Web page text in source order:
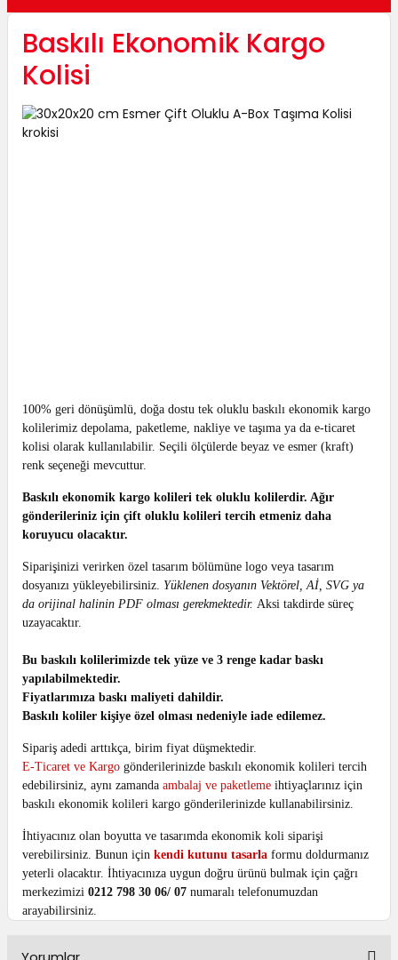
Baskılı Ekonomik Kargo
Kolisi
100% geri dönüşümlü, doğa dostu tek oluklu baskılı ekonomik kargo
kolilerimiz depolama, paketleme, nakliye ve taşıma ya da e-ticaret
kolisi olarak kullanılabilir. Seçili ölçülerde beyaz ve esmer (kraft)
renk seçeneği mevcuttur.
Baskılı ekonomik kargo kolileri tek oluklu kolilerdir. Ağır
gönderileriniz için çift oluklu kolileri tercih etmeniz daha
koruyucu olacaktır.
Siparişinizi verirken özel tasarım bölümüne logo veya tasarım
dosyanızı yükleyebilirsiniz. Yüklenen dosyanın Vektörel, Aİ, SVG ya
da orijinal halinin PDF olması gerekmektedir. Aksi takdirde süreç
uzayacaktır.
Bu baskılı kolilerimizde tek yüze ve 3 renge kadar baskı
yapılabilmektedir.
Fiyatlarımıza baskı maliyeti dahildir.
Baskılı koliler kişiye özel olması nedeniyle iade edilemez.
Sipariş adedi arttıkça, birim fiyat düşmektedir.
E-Ticaret ve Kargo gönderilerinizde baskılı ekonomik kolileri tercih
edebilirsiniz, aynı zamanda ambalaj ve paketleme ihtiyaçlarınız için
baskılı ekonomik kolileri kargo gönderilerinizde kullanabilirsiniz.
İhtiyacınız olan boyutta ve tasarımda ekonomik koli siparişi
verebilirsiniz. Bunun için kendi kutunu tasarla formu doldurmanız
yeterli olacaktır. İhtiyacınıza uygun doğru ürünü bulmak için çağrı
merkezimizi 0212 798 30 06/ 07 numaralı telefonumuzdan
arayabilirsiniz.